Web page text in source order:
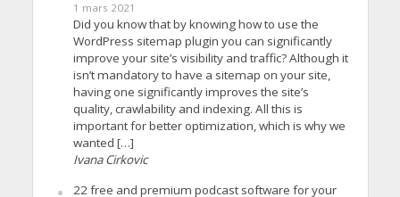
1 mars 2021
Did you know that by knowing how to use the
WordPress sitemap plugin you can significantly
improve your site’s visibility and traffic? Although it
isn’t mandatory to have a sitemap on your site,
having one significantly improves the site’s
quality, crawlability and indexing. All this is
important for better optimization, which is why we
wanted […]
Ivana Cirkovic
22 free and premium podcast software for your